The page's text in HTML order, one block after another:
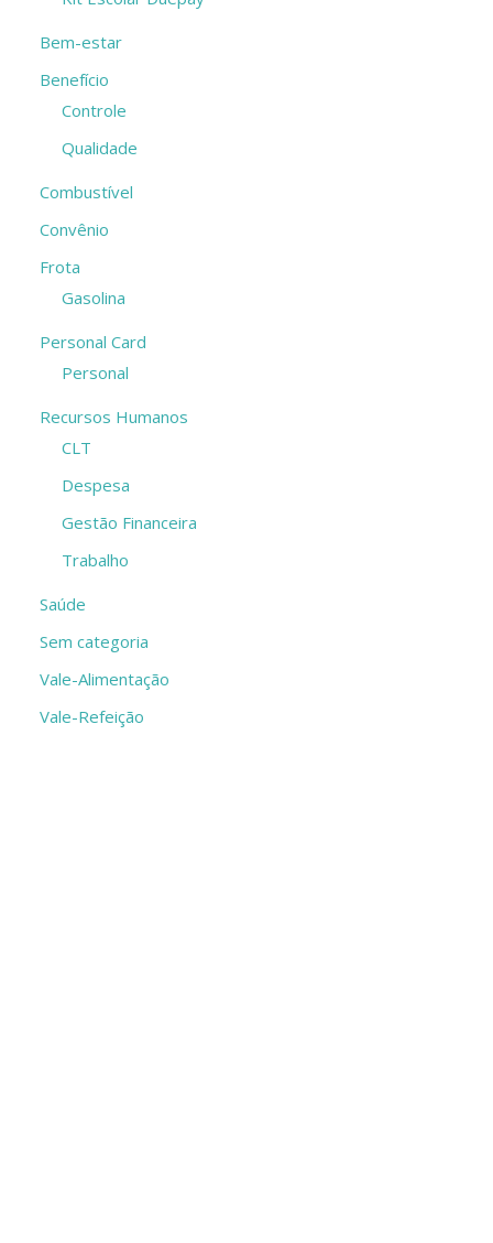
Bem-estar
Benefício
Controle
Qualidade
Combustível
Convênio
Frota
Gasolina
Personal Card
Personal
Recursos Humanos
CLT
Despesa
Gestão Financeira
Trabalho
Saúde
Sem categoria
Vale-Alimentação
Vale-Refeição